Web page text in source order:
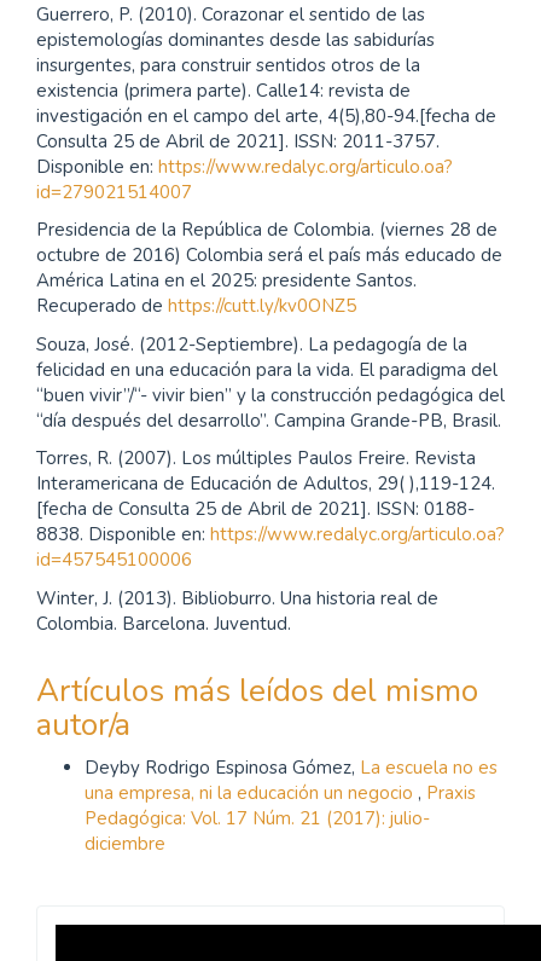
Guerrero, P. (2010). Corazonar el sentido de las
epistemologías dominantes desde las sabidurías
insurgentes, para construir sentidos otros de la
existencia (primera parte). Calle14: revista de
investigación en el campo del arte, 4(5),80-94.[fecha de
Consulta 25 de Abril de 2021]. ISSN: 2011-3757.
Disponible en: https://www.redalyc.org/articulo.oa?
id=279021514007
Presidencia de la República de Colombia. (viernes 28 de
octubre de 2016) Colombia será el país más educado de
América Latina en el 2025: presidente Santos.
Recuperado de https://cutt.ly/kv0ONZ5
Souza, José. (2012-Septiembre). La pedagogía de la
felicidad en una educación para la vida. El paradigma del
“buen vivir”/“- vivir bien” y la construcción pedagógica del
“día después del desarrollo”. Campina Grande-PB, Brasil.
Torres, R. (2007). Los múltiples Paulos Freire. Revista
Interamericana de Educación de Adultos, 29( ),119-124.
[fecha de Consulta 25 de Abril de 2021]. ISSN: 0188-
8838. Disponible en: https://www.redalyc.org/articulo.oa?
id=457545100006
Winter, J. (2013). Biblioburro. Una historia real de
Colombia. Barcelona. Juventud.
Artículos más leídos del mismo
autor/a
Deyby Rodrigo Espinosa Gómez, La escuela no es
una empresa, ni la educación un negocio , Praxis
Pedagógica: Vol. 17 Núm. 21 (2017): julio-
diciembre
Revista